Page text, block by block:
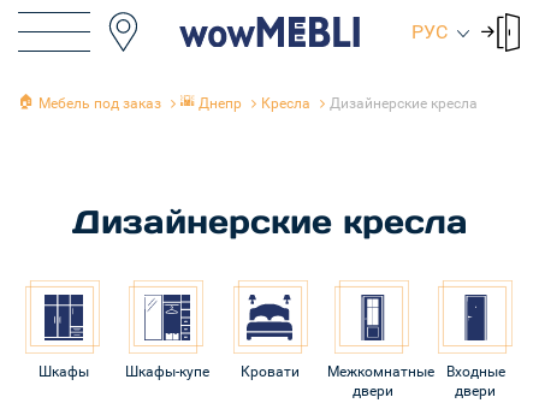
РУС
🏠 Мебель под заказ 🌇 Днепр Кресла Дизайнерские кресла
Дизайнерские кресла
Шкафы Шкафы-купе Кровати
Межкомнатные
двери
Входные
двери